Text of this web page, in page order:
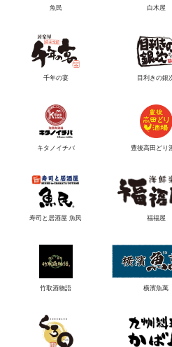
魚民 白木屋
千年の宴 目利きの銀
キタノイチバ 豊後高田どり
寿司と居酒屋 魚民 福福屋
竹取酒物語 横濱魚萬